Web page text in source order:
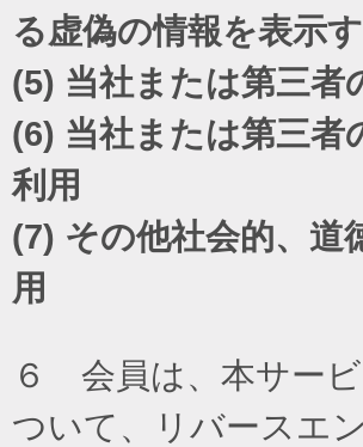
る虚偽の情報を表示
(5) 当社または第三者
(6) 当社または第三者
利用
(7) その他社会的、道
用
６ 会員は、本サー
ついて、リバースエ